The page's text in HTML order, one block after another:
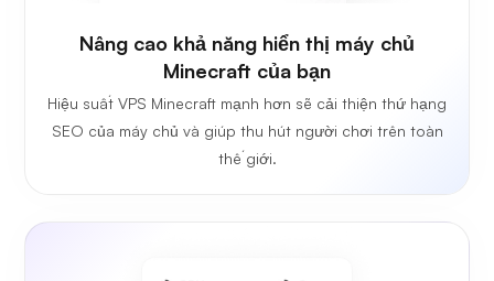
Nâng cao khả năng hiển thị máy chủ
Minecraft của bạn
Hiệu suất VPS Minecraft mạnh hơn sẽ cải thiện thứ hạng
SEO của máy chủ và giúp thu hút người chơi trên toàn
thế giới.